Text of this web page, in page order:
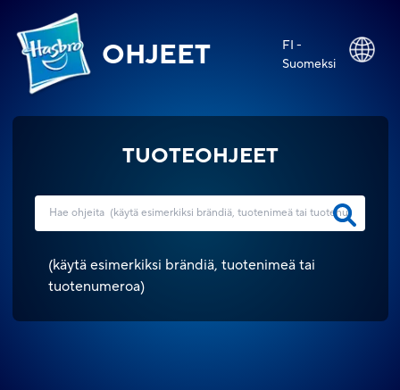
OHJEET
FI -
Suomeksi
TUOTEOHJEET
(käytä esimerkiksi brändiä, tuotenimeä tai
tuotenumeroa)